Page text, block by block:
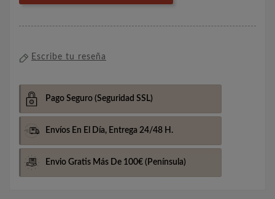
Escribe tu reseña
Pago Seguro (Seguridad SSL)
Envíos En El Día, Entrega 24/48 H.
Envio Gratis Más De 100€ (Península)